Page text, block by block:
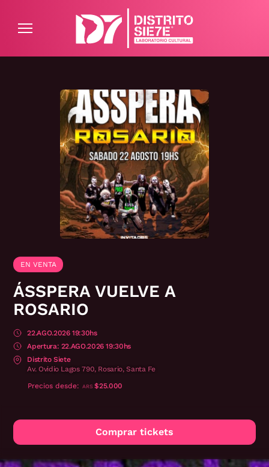
PREGUNTAS FRECUENTES
EN VENTA
ÁSSPERA VUELVE A
ROSARIO
22.AGO.2026 19:30hs
22.AGO.2026 19:30hs
Distrito Siete
Av. Ovidio Lagos 790, Rosario, Santa Fe
Precios desde
ARS $25.000
Comprar tickets